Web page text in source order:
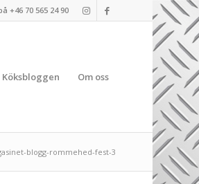
+46 70 565 24 90
Köksbloggen Om oss
blogg-rommehed-fest-3